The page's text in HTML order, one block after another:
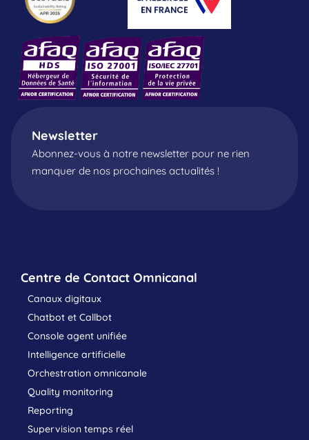
Newsletter
Abonnez-vous à notre newsletter pour ne rien
manquer de nos prochaines actualités !
Centre de Contact Omnicanal
Canaux digitaux
Chatbot et Callbot
Console agent unifiée
Intelligence artificielle
Orchestration omnicanale
Quality monitoring
Reporting
Supervision temps réel